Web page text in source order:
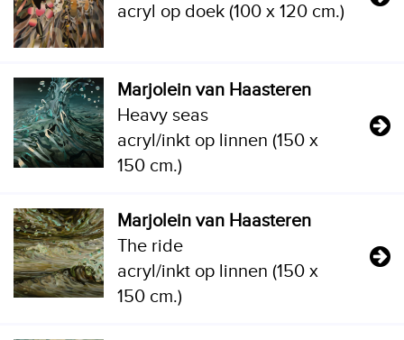
acryl op doek (100 x 120 cm.)
Marjolein van Haasteren
Heavy seas
acryl/inkt op linnen (150 x
150 cm.)
Marjolein van Haasteren
The ride
acryl/inkt op linnen (150 x
150 cm.)